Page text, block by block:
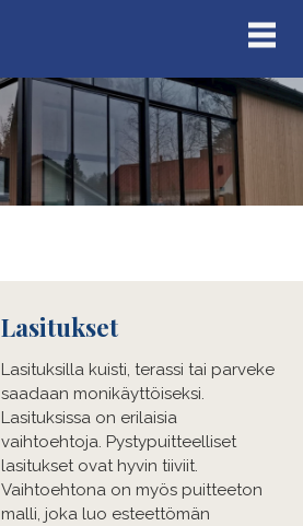
Lasitukset
Lasituksilla kuisti, terassi tai parveke
saadaan monikäyttöiseksi.
Lasituksissa on erilaisia
vaihtoehtoja. Pystypuitteelliset
lasitukset ovat hyvin tiiviit.
Vaihtoehtona on myös puitteeton
malli, joka luo esteettömän